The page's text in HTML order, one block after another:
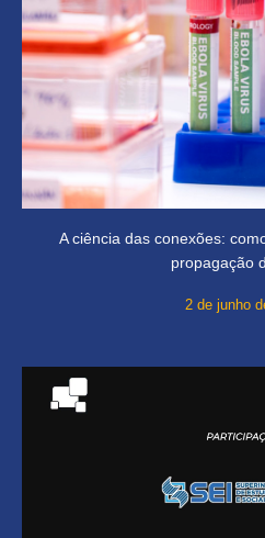
A ciência das conexões:
propagação
2 de junho